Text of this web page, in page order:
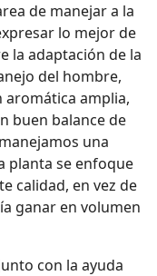
de manejar a la
lo mejor de
la adaptación de la
del hombre,
aromática amplia,
buen balance de
una
planta se enfoque
calidad, en vez de
ganar en volumen
con la ayuda